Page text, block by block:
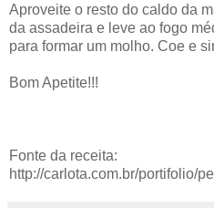
Aproveite o resto do caldo da
da assadeira e leve ao fogo
para formar um molho. Coe e
Bom Apetite!!!
Fonte da receita:
http://carlota.com.br/portifolio/